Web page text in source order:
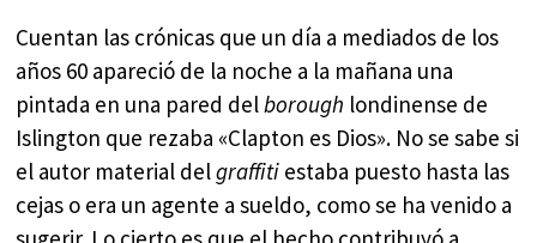
Cuentan las crónicas que un día a mediados de los
años 60 apareció de la noche a la mañana una
pintada en una pared delborough londinense de
Islington que rezaba «Clapton es Dios». No se sabe si
el autor material delgraffiti estaba puesto hasta las
cejas o era un agente a sueldo, como se ha venido a